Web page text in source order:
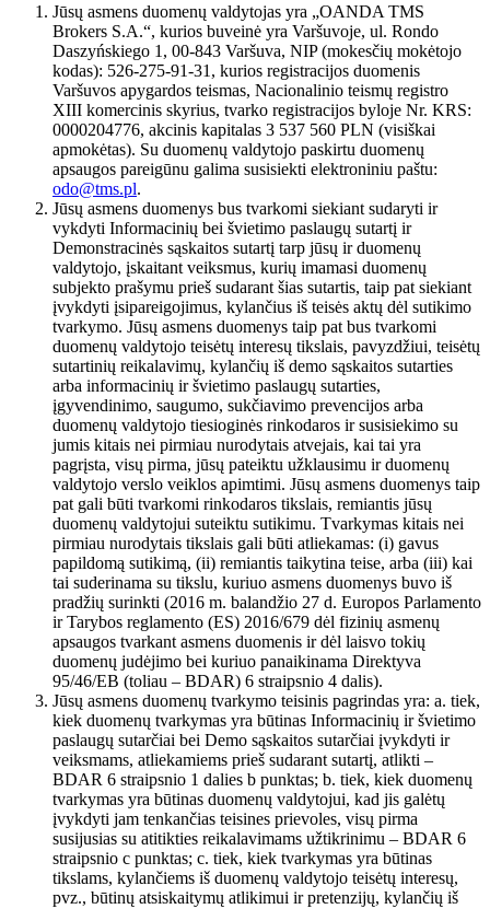
Jūsų asmens duomenų valdytojas yra „OANDA TMS
Brokers S.A.“, kurios buveinė yra Varšuvoje, ul. Rondo
Daszyńskiego 1, 00-843 Varšuva, NIP (mokesčių mokėtojo
kodas): 526-275-91-31, kurios registracijos duomenis
Varšuvos apygardos teismas, Nacionalinio teismų registro
XIII komercinis skyrius, tvarko registracijos byloje Nr. KRS:
0000204776, akcinis kapitalas 3 537 560 PLN (visiškai
apmokėtas). Su duomenų valdytojo paskirtu duomenų
apsaugos pareigūnu galima susisiekti elektroniniu paštu:
odo@tms.pl.
Jūsų asmens duomenys bus tvarkomi siekiant sudaryti ir
vykdyti Informacinių bei švietimo paslaugų sutartį ir
Demonstracinės sąskaitos sutartį tarp jūsų ir duomenų
valdytojo, įskaitant veiksmus, kurių imamasi duomenų
subjekto prašymu prieš sudarant šias sutartis, taip pat siekiant
įvykdyti įsipareigojimus, kylančius iš teisės aktų dėl sutikimo
tvarkymo. Jūsų asmens duomenys taip pat bus tvarkomi
duomenų valdytojo teisėtų interesų tikslais, pavyzdžiui, teisėtų
sutartinių reikalavimų, kylančių iš demo sąskaitos sutarties
arba informacinių ir švietimo paslaugų sutarties,
įgyvendinimo, saugumo, sukčiavimo prevencijos arba
duomenų valdytojo tiesioginės rinkodaros ir susisiekimo su
jumis kitais nei pirmiau nurodytais atvejais, kai tai yra
pagrįsta, visų pirma, jūsų pateiktu užklausimu ir duomenų
valdytojo verslo veiklos apimtimi. Jūsų asmens duomenys taip
pat gali būti tvarkomi rinkodaros tikslais, remiantis jūsų
duomenų valdytojui suteiktu sutikimu. Tvarkymas kitais nei
pirmiau nurodytais tikslais gali būti atliekamas: (i) gavus
papildomą sutikimą, (ii) remiantis taikytina teise, arba (iii) kai
tai suderinama su tikslu, kuriuo asmens duomenys buvo iš
pradžių surinkti (2016 m. balandžio 27 d. Europos Parlamento
ir Tarybos reglamento (ES) 2016/679 dėl fizinių asmenų
apsaugos tvarkant asmens duomenis ir dėl laisvo tokių
duomenų judėjimo bei kuriuo panaikinama Direktyva
95/46/EB (toliau – BDAR) 6 straipsnio 4 dalis).
Jūsų asmens duomenų tvarkymo teisinis pagrindas yra: a. tiek,
kiek duomenų tvarkymas yra būtinas Informacinių ir švietimo
paslaugų sutarčiai bei Demo sąskaitos sutarčiai įvykdyti ir
veiksmams, atliekamiems prieš sudarant sutartį, atlikti –
BDAR 6 straipsnio 1 dalies b punktas; b. tiek, kiek duomenų
tvarkymas yra būtinas duomenų valdytojui, kad jis galėtų
įvykdyti jam tenkančias teisines prievoles, visų pirma
susijusias su atitikties reikalavimams užtikrinimu – BDAR 6
straipsnio c punktas; c. tiek, kiek tvarkymas yra būtinas
tikslams, kylančiems iš duomenų valdytojo teisėtų interesų,
pvz., būtinų atsiskaitymų atlikimui ir pretenzijų, kylančių iš